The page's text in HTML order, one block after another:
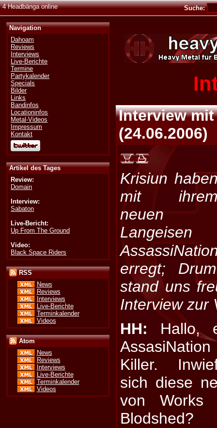
4 Headbänga online Suche:
Navigation
Dahoam
Reviews
Interviews
Live-Berichte
Termine
Partykalender
Specials
Bilder
Links
Bandinfos
Locationinfos
Metal-Videos
Impressum
Kontakt
Artikel des Tages
Review:
Domain
Interview:
Sabaton
Live-Bericht:
Up From The Ground
Video:
Black Space Riders
RSS
News
Reviews
Interviews
Live-Berichte
Terminkalender
Videos
Atom
News
Reviews
Interviews
Live-Berichte
Terminkalender
Videos
Interview
(24.06.2006)
Krisiun
mit
neuen
Langeisen
erregt;
stand uns
Interview zur
HH: Hallo,
Killer.
sich diese
von Works
Blodshed?